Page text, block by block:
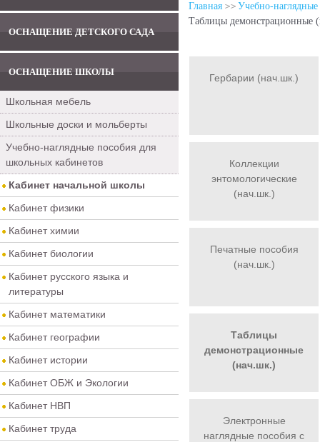
ОСНАЩЕНИЕ ДЕТСКОГО САДА
ОСНАЩЕНИЕ ШКОЛЫ
Школьная мебель
Школьные доски и мольберты
Учебно-наглядные пособия для
школьных кабинетов
Кабинет начальной школы
Кабинет физики
Кабинет химии
Кабинет биологии
Кабинет русского языка и
литературы
Кабинет математики
Кабинет географии
Кабинет истории
Кабинет ОБЖ и Экологии
Кабинет НВП
Кабинет труда
Главная
Учебно-
Таблицы демонстрационные
Гербарии (нач.шк.)
Коллекции
энтомологические
(нач.шк.)
Печатные пособия
(нач.шк.)
Таблицы
демонстрационные
(нач.шк.)
Электронные
наглядные пособия с